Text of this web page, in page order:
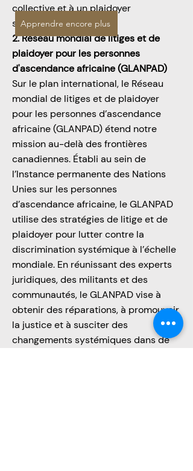
collective et à un plaidoyer
stratégique.
2. Réseau mondial de litiges et de
plaidoyer pour les personnes
d'ascendance africaine (GLANPAD)
Sur le plan international, le Réseau
mondial de litiges et de plaidoyer
pour les personnes d’ascendance
africaine (GLANPAD) étend notre
mission au-delà des frontières
canadiennes. Établi au sein de
l’Instance permanente des Nations
Unies sur les personnes
d’ascendance africaine, le GLANPAD
utilise des stratégies de litige et de
plaidoyer pour lutter contre la
discrimination systémique à l’échelle
mondiale. En réunissant des experts
juridiques, des militants et des
communautés, le GLANPAD vise à
obtenir des réparations, à promouvoir
la justice et à susciter des
changements systémiques dans de
Apprendre encore plus